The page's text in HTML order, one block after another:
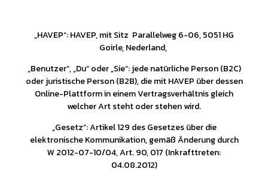
„HAVEP“: HAVEP, mit Sitz Parallelweg 6-06, 5051 HG
Goirle, Nederland,
„Benutzer“, „Du“ oder „Sie“: jede natürliche Person (B2C)
oder juristische Person (B2B), die mit HAVEP über dessen
Online-Plattform in einem Vertragsverhältnis gleich
welcher Art steht oder stehen wird.
„Gesetz“: Artikel 129 des Gesetzes über die
elektronische Kommunikation, gemäß Änderung durch
W 2012-07-10/04, Art. 90, 017 (Inkrafttreten:
04.08.2012)